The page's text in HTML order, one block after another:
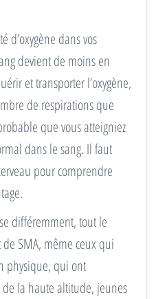
d’oxygène dans vos
devient de moins en
et transporter l’oxygène,
de respirations que
que vous atteigniez
dans le sang. Il faut
pour comprendre
différemment, tout le
SMA, même ceux qui
physique, qui ont
de la haute altitude, jeunes